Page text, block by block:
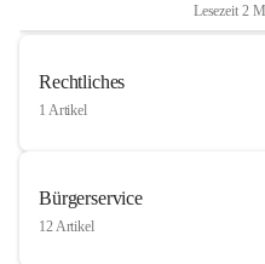
Lesezeit 2
Rechtliches
1 Artikel
Bürgerservice
12 Artikel